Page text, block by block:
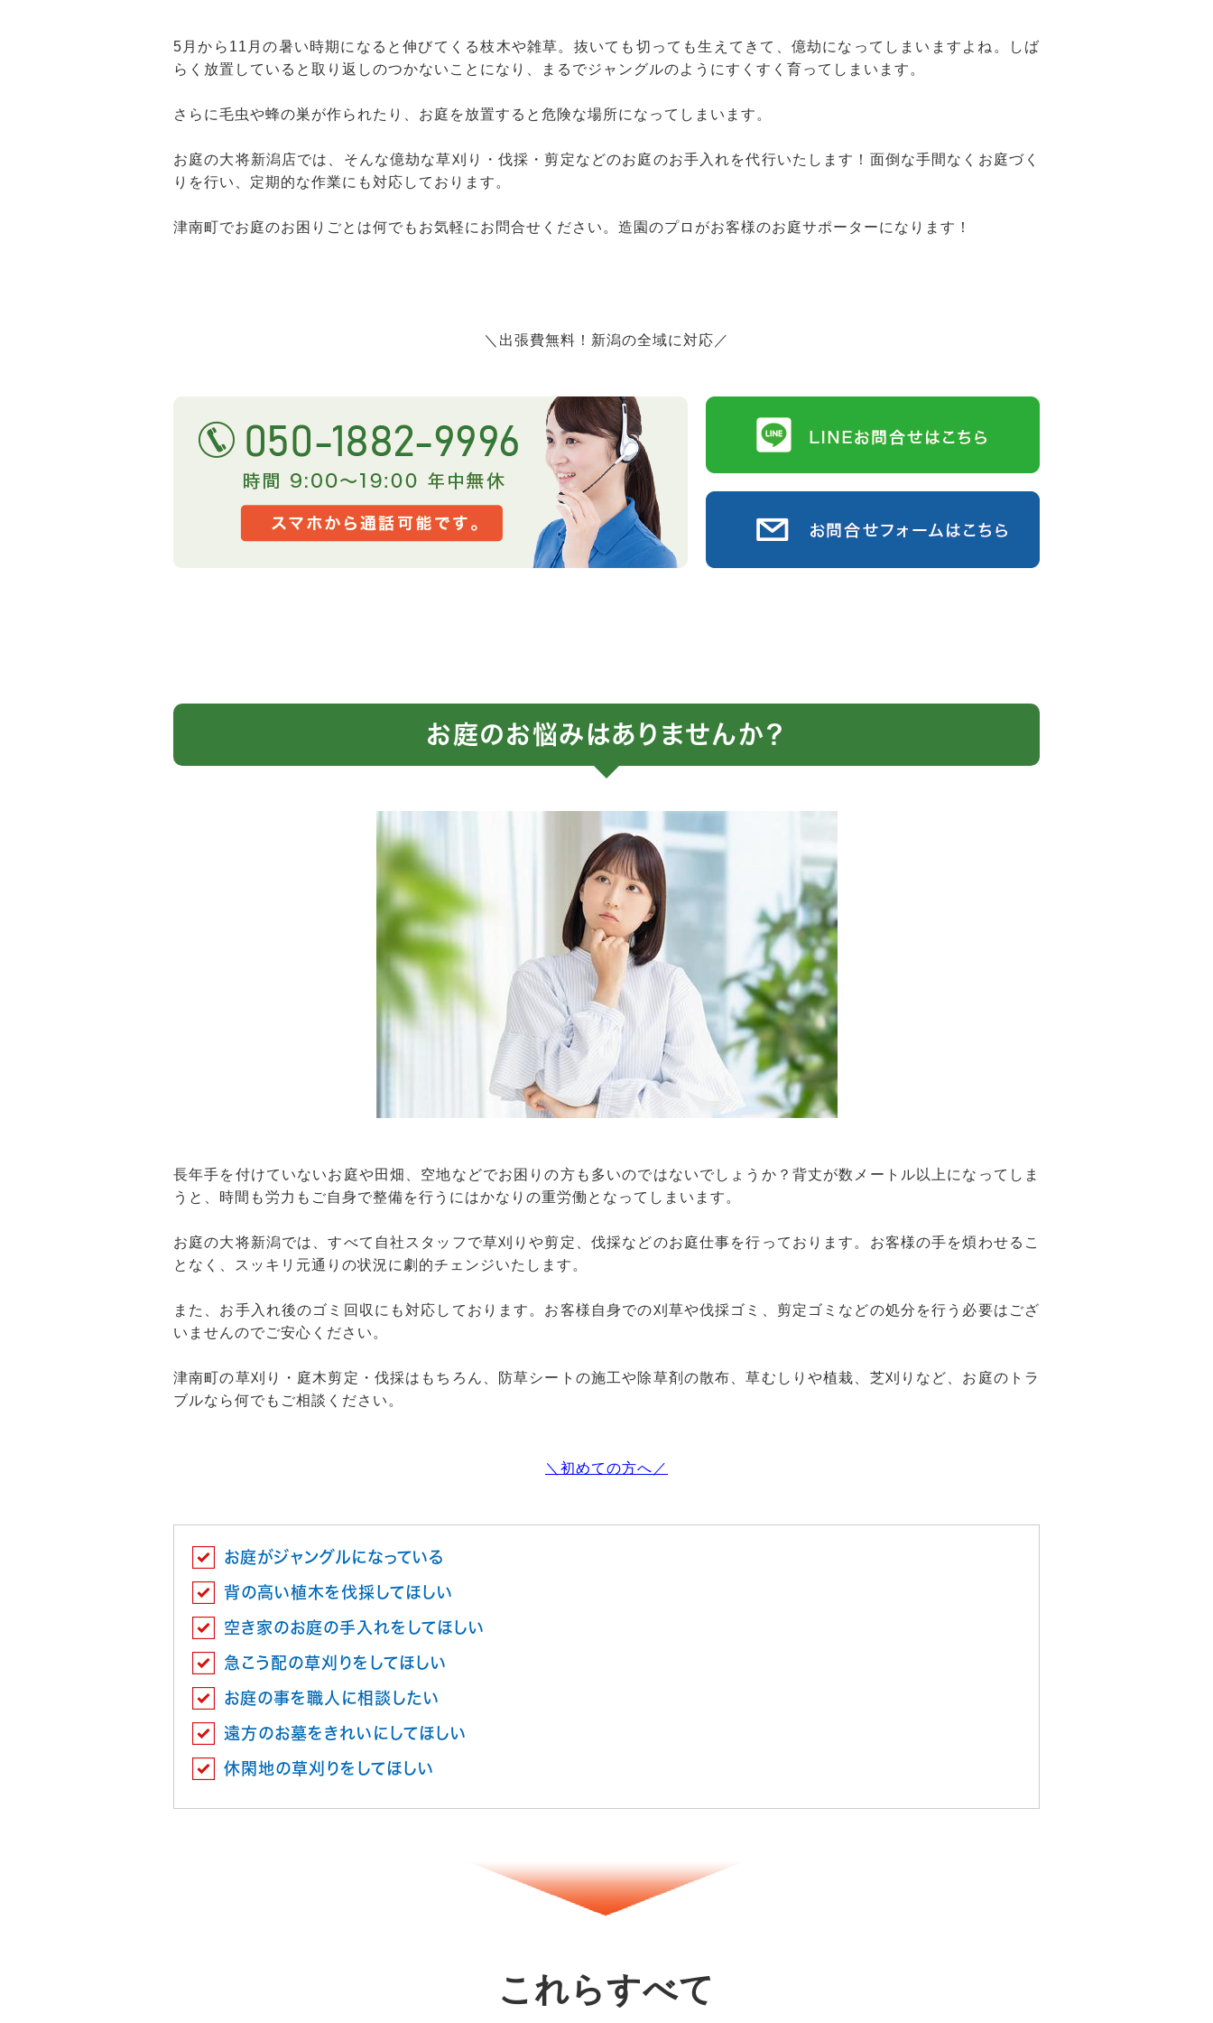
5月から11月の暑い時期になると伸びてくる枝木や雑草。抜いても切っても生えてきて、億劫になってしまいますよね。しば
らく放置していると取り返しのつかないことになり、まるでジャングルのようにすくすく育ってしまいます。
さらに毛虫や蜂の巣が作られたり、お庭を放置すると危険な場所になってしまいます。
お庭の大将新潟店では、そんな億劫な草刈り・伐採・剪定などのお庭のお手入れを代行いたします！面倒な手間なくお庭づく
りを行い、定期的な作業にも対応しております。
津南町でお庭のお困りごとは何でもお気軽にお問合せください。造園のプロがお客様のお庭サポーターになります！
＼出張費無料！新潟の全域に対応／
お庭のお悩みはありませんか？
長年手を付けていないお庭や田畑、空地などでお困りの方も多いのではないでしょうか？背丈が数メートル以上になってしま
うと、時間も労力もご自身で整備を行うにはかなりの重労働となってしまいます。
お庭の大将新潟では、すべて自社スタッフで草刈りや剪定、伐採などのお庭仕事を行っております。お客様の手を煩わせるこ
となく、スッキリ元通りの状況に劇的チェンジいたします。
また、お手入れ後のゴミ回収にも対応しております。お客様自身での刈草や伐採ゴミ、剪定ゴミなどの処分を行う必要はござ
いませんのでご安心ください。
津南町の草刈り・庭木剪定・伐採はもちろん、防草シートの施工や除草剤の散布、草むしりや植栽、芝刈りなど、お庭のトラ
ブルなら何でもご相談ください。
＼初めての方へ／
お庭がジャングルになっている
背の高い植木を伐採してほしい
空き家のお庭の手入れをしてほしい
急こう配の草刈りをしてほしい
お庭の事を職人に相談したい
遠方のお墓をきれいにしてほしい
休閑地の草刈りをしてほしい
これらすべて